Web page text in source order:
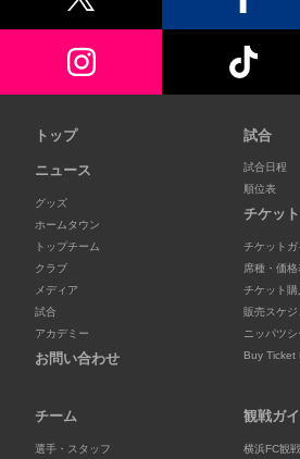
トップ
ニュース
グッズ
ホームタウン
トップチーム
クラブ
メディア
試合
アカデミー
お問い合わせ
試合
試合日程
順位表
チケット
チケットガ
席種・価格
チケット購
販売スケ
ニッパツシ
Buy Ticket
チーム
選手・スタッフ
観戦ガ
横浜FC観